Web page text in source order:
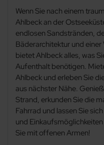
Wenn Sie nach einem
Ahlbeck an der
endlosen Sandstränden,
Bäderarchitektur und
bietet Ahlbeck alles, was
Aufenthalt benötigen.
Ahlbeck und erleben Sie
aus nächster Nähe.
Strand, erkunden Sie die
Fahrrad und lassen Sie
und
Sie mit offenen Armen!